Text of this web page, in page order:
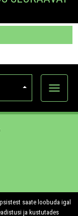
Näytä
saate loobuda igal
ja kustutades